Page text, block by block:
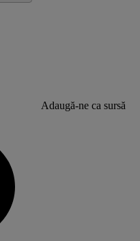
Adaugă-ne ca sursă